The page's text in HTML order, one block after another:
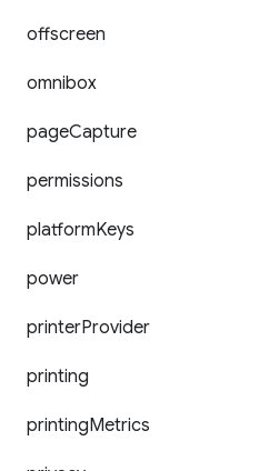
offscreen
omnibox
pageCapture
permissions
platformKeys
power
printerProvider
printing
printingMetrics